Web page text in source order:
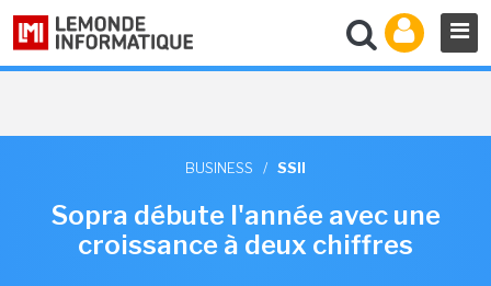
BUSINESS / SSII
Sopra débute l'année avec une
croissance à deux chiffres